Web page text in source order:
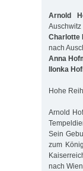
Arnold
Auschwitz
Charlotte
nach
Anna
Ilonka
Hohe
Arnold
Sein
zum
nach